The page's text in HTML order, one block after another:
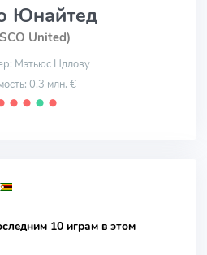
Юнайтед
United)
Мэтьюс Ндлову
0.3 млн. €
⬤ ⬤ ⬤ ⬤
10 играм в этом